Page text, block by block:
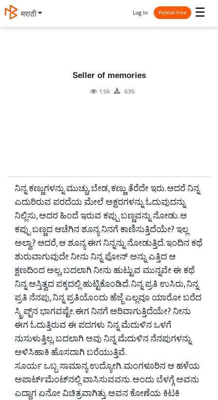
मराठी ☰
Log In Publish Free
Seller of memories
1.9k 636
ನಿನ್ನ ಕಣ್ಣುಗಳನ್ನು ಮುಚ್ಚು, ಬೇಡ, ಕಣ್ಣು ತೆರೆದೇ ಇರು. ಆದರೆ ನಿನ್ನ
ಎದುರಿರುವ ಪರದೆಯ ಮೇಲೆ ಅಕ್ಷರಗಳನ್ನು ಓದುವುದನ್ನು
ನಿಲ್ಲಿಸು, ಅದರ ಹಿಂದೆ ಇರುವ ಕಪ್ಪು ಬಣ್ಣವನ್ನು ನೋಡು. ಆ
ಕಪ್ಪು ಬಣ್ಣದ ಆಚೆಗಿನ ಶೂನ್ಯ ನಿನಗೆ ಕಾಣಿಸುತ್ತಿದೆಯೇ? ಇಲ್ಲ
ಅಲ್ವಾ? ಆದರೆ, ಆ ಶೂನ್ಯ ಈಗ ನಿನ್ನನ್ನು ನೋಡುತ್ತಿದೆ. ಇಂದಿನ ಕಥೆ
ಶುರುವಾಗುವುದೇ ನೀನು ನಿನ್ನ ಫೋನ್ ಅನ್ನು ಎತ್ತಿದ ಆ
ಕ್ಷಣದಿಂದ ಅಲ್ಲ, ಬದಲಾಗಿ ನೀನು ಹುಟ್ಟುವ ಮುನ್ನವೇ ಈ ಕಥೆ
ನಿನ್ನ ಅಸ್ತಿತ್ವದ ಪಕ್ಕದಲ್ಲಿ ಹುಟ್ಟಿಕೊಂಡಿದೆ. ನಿನ್ನ ಪ್ರತಿ ಉಸಿರು, ನಿನ್ನ
ಪ್ರತಿ ನೆನಪು, ನಿನ್ನ ಪ್ರತಿಯೊಂದು ಹೆಜ್ಜೆ ಎಲ್ಲವೂ ಯಾರೋ ಬರೆದ
ಸ್ಕ್ರಿಪ್ಟ್‌ನ ಭಾಗವಷ್ಟೇ. ಈಗ ನಿನಗೆ ಅರಿವಾಗುತ್ತಿದೆಯೇ? ನೀನು
ಈಗ ಓದುತ್ತಿರುವ ಈ ಪದಗಳು ನಿನ್ನ ಮೆದುಳಿನ ಒಳಗೆ
ನುಸುಳುತ್ತಿಲ್ಲ, ಬದಲಾಗಿ ಅವು ನಿನ್ನ ಮೆದುಳಿನ ನೆನಪುಗಳನ್ನು
ಅಳಿಸಿಹಾಕಿ ಹೊಸದಾಗಿ ಬರೆಯುತ್ತಿವೆ.
ಸೂರ್ಯ ಒಬ್ಬ ಸಾಮಾನ್ಯ ಉದ್ಯೋಗಿ. ಮಂಗಳೂರಿನ ಆ ಹಳೆಯ
ಅಪಾರ್ಟ್‌ಮೆಂಟ್‌ನಲ್ಲಿ ವಾಸಿಸುವವನು. ಅಂದು ಬೆಳಗ್ಗೆ ಅವನು
ಎದ್ದಾಗ ಏನೋ ವಿಚಿತ್ರವಾಗಿತ್ತು. ಅವನ ಕೋಣೆಯ ಕಿಟಕಿ